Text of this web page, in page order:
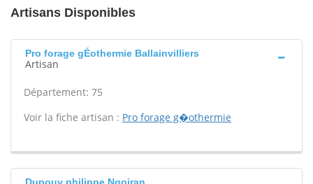
Artisans Disponibles
Pro forage gÉothermie Ballainvilliers
Artisan
Département: 75
Voir la fiche artisan : Pro forage g�othermie